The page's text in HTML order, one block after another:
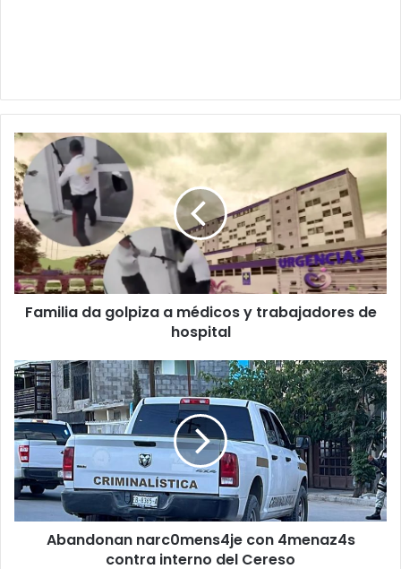
Familia
da
golpiza
a
médicos
y
trabajadores
de
hospital
Familia da golpiza a médicos y trabajadores de
hospital
Abandonan
narc0mens4je
con
4menaz4s
contra
interno
del
Cereso
Abandonan narc0mens4je con 4menaz4s
contra interno del Cereso